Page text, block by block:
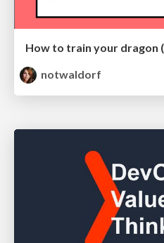
How to train your dragon
notwaldorf